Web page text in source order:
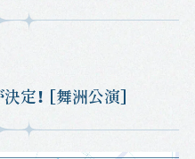
定！ [舞洲公演]